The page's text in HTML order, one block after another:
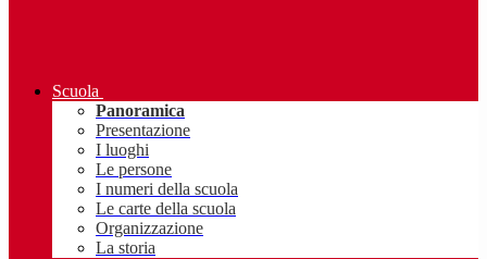
Scuola
Panoramica
Presentazione
I luoghi
Le persone
I numeri della scuola
Le carte della scuola
Organizzazione
La storia